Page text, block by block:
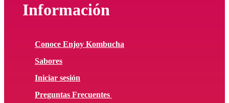
Información
Conoce Enjoy Kombucha
Sabores
Iniciar sesión
Preguntas Frecuentes